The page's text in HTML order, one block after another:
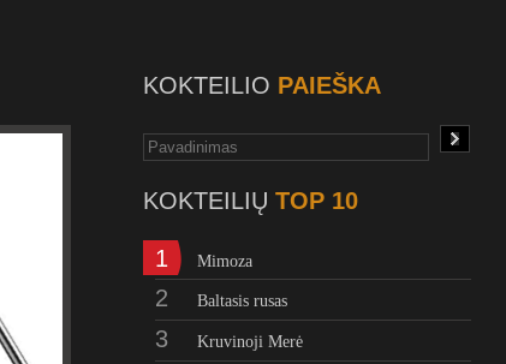
KOKTEILIO PAIEŠKA
KOKTEILIŲ TOP 10
1 Mimoza
2 Baltasis rusas
3 Kruvinoji Merė